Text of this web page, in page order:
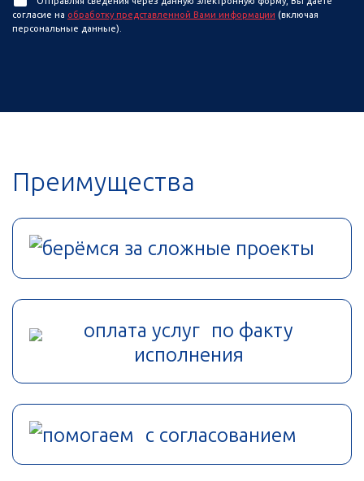
согласие на обработку представленной Вами информации (включая
персональные данные).
Преимущества
берёмся за сложные проекты
оплата услуг по факту
исполнения
помогаем с согласованием